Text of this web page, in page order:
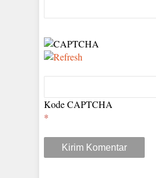
Kode CAPTCHA
*